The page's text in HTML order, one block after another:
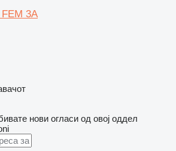
3A
нови огласи од овој оддел